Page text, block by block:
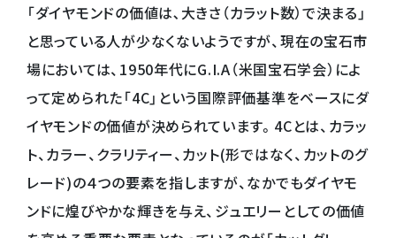
「ダイヤモンドの価値は､大きさ（カラット数）で決まる」
と思っている人が少なくないようですが、現在の宝石市
場においては、1950年代にG.I.A（米国宝石学会）によ
って定められた「4C」という国際評価基準をベースにダ
イヤモンドの価値が決められています。4Cとは、カラッ
ト、カラー、クラリティー、カット(形ではなく、カットのグ
レード)の４つの要素を指しますが、なかでもダイヤモ
ンドに煌びやかな輝きを与え、ジュエリーとしての価値